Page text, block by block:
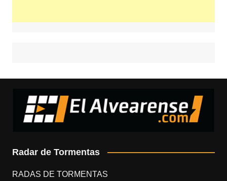
Radar de Tormentas
RADAS DE TORMENTAS